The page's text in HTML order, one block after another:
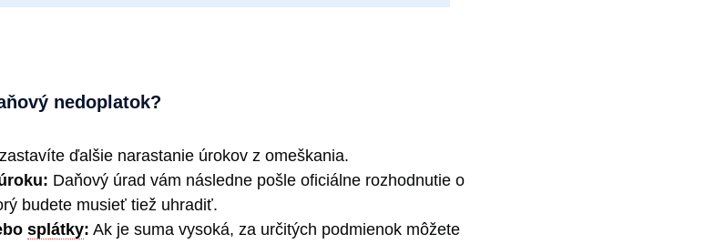
nedoplatok?
ďalšie narastanie úrokov z omeškania.
Daňový úrad vám následne pošle oficiálne rozhodnutie o
budete musieť tiež uhradiť.
splátky: Ak je suma vysoká, za určitých podmienok môžete